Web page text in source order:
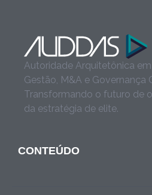
Autoridade Arquitetônica
Gestão, M&A e Governança
Transformando o futuro de
da estratégia de elite.
CONTEÚDO